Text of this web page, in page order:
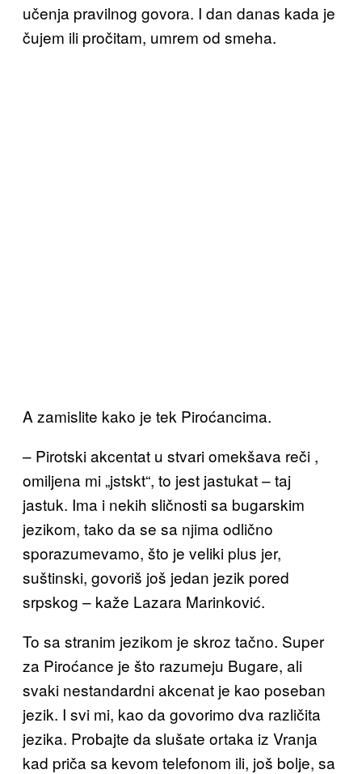
učenja pravilnog govora. I dan danas kada je
čujem ili pročitam, umrem od smeha.
A zamislite kako je tek Piroćancima.
– Pirotski akcentat u stvari omekšava reči ,
omiljena mi „jstskt“, to jest jastukat – taj
jastuk. Ima i nekih sličnosti sa bugarskim
jezikom, tako da se sa njima odlično
sporazumevamo, što je veliki plus jer,
suštinski, govoriš još jedan jezik pored
srpskog – kaže Lazara Marinković.
To sa stranim jezikom je skroz tačno. Super
za Piroćance je što razumeju Bugare, ali
svaki nestandardni akcenat je kao poseban
jezik. I svi mi, kao da govorimo dva različita
jezika. Probajte da slušate ortaka iz Vranja
kad priča sa kevom telefonom ili, još bolje, sa